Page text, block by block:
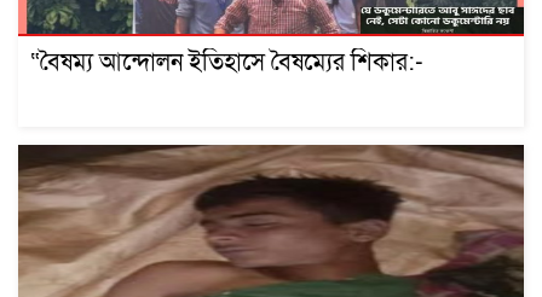
“বৈষম্য আন্দোলন ইতিহাসে বৈষম্যের শিকার:-